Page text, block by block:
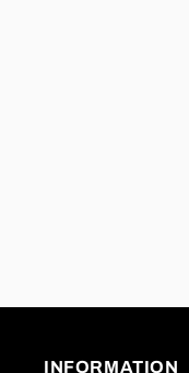
INFORMATION